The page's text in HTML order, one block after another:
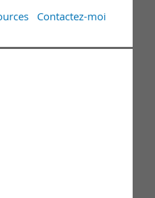
Contactez-moi